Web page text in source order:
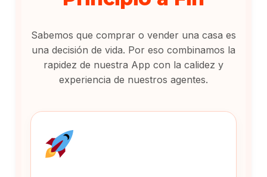
Sabemos que comprar o vender una casa es
una decisión de vida. Por eso combinamos la
rapidez de nuestra App con la calidez y
experiencia de nuestros agentes.